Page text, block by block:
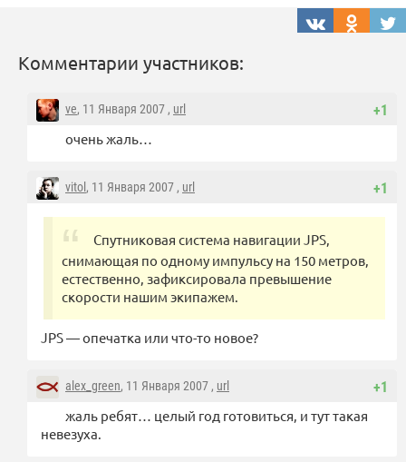
Комментарии участников:
+1
ve, 11 Января 2007 , url
очень жаль…
+1
vitol , 11 Января 2007 , url
Спутниковая система навигации JPS,
снимающая по одному импульсу на 150 метров,
естественно, зафиксировала превышение
скорости нашим экипажем.
JPS — опечатка или что-то новое?
+1
alex_green, 11 Января 2007 , url
жаль ребят… целый год готовиться, и тут такая
невезуха.